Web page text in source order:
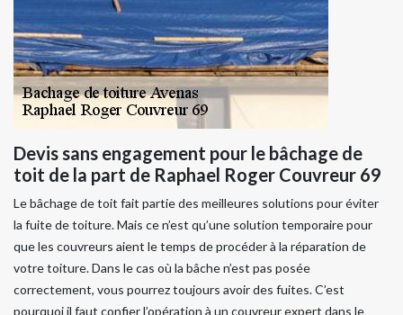
Devis sans engagement pour le bâchage de
toit de la part de Raphael Roger Couvreur 69
Le bâchage de toit fait partie des meilleures solutions pour éviter
la fuite de toiture. Mais ce n’est qu’une solution temporaire pour
que les couvreurs aient le temps de procéder à la réparation de
votre toiture. Dans le cas où la bâche n’est pas posée
correctement, vous pourrez toujours avoir des fuites. C’est
pourquoi il faut confier l’opération à un couvreur expert dans le